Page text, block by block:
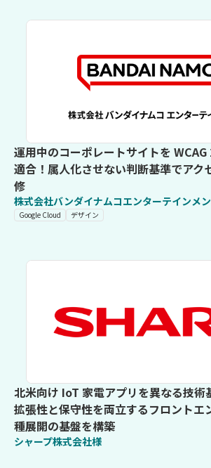
運用中のコーポレートサイトを
適合！属人化させない判断基準でアク
修
株式会社バンダイナムコエンターテインメ
Google Cloud デザイン
北米向け IoT 家電アプリを異なる技術
拡張性と保守性を両立するフロントエ
種展開の基盤を構築
シャープ株式会社様